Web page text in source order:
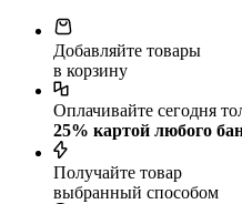
Добавляйте товары
в корзину
Оплачивайте сегодня
25% картой любого
Получайте товар
выбранный способом